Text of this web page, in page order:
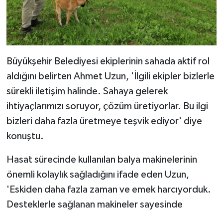
Büyükşehir Belediyesi ekiplerinin sahada aktif rol
aldığını belirten Ahmet Uzun, 'İlgili ekipler bizlerle
sürekli iletişim halinde. Sahaya gelerek
ihtiyaçlarımızı soruyor, çözüm üretiyorlar. Bu ilgi
bizleri daha fazla üretmeye teşvik ediyor' diye
konuştu.
Hasat sürecinde kullanılan balya makinelerinin
önemli kolaylık sağladığını ifade eden Uzun,
'Eskiden daha fazla zaman ve emek harcıyorduk.
Desteklerle sağlanan makineler sayesinde